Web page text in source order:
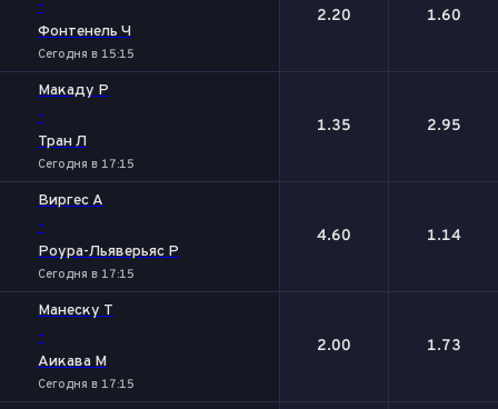
-
Фонтенель Ч
Сегодня в 15:15
2.20 1.60
Макаду Р
-
Тран Л
Сегодня в 17:15
1.35 2.95
Виргес А
-
Роура-Льяверьяс Р
Сегодня в 17:15
4.60 1.14
Манеску Т
-
Аикава М
Сегодня в 17:15
2.00 1.73